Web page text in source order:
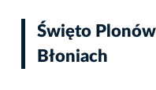
Święto
Błoniach